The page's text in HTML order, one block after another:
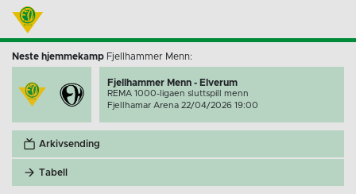
Neste hjemmekamp Fjellhammer Menn:
Fjellhammer Menn - Elverum
REMA 1000-ligaen sluttspill menn
Fjellhamar Arena 22/04/2026 19:00
Arkivsending
Tabell